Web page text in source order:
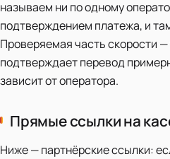
называем ни по одному
подтверждением платежа, и
Проверяемая часть скорости
подтверждает перевод
зависит от оператора.
Прямые ссылки на
Ниже — партнёрские ссылки: